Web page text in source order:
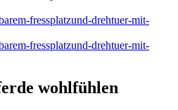
wohlfühlen